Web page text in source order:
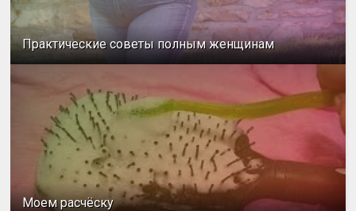
Практические советы полным женщинам
Моем расчёску